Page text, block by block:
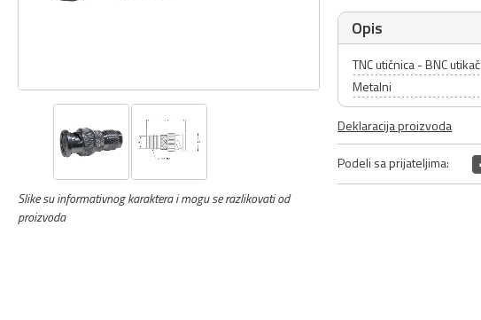
Slike su informativnog karaktera i mogu se razlikovati od
proizvoda
Opis
TNC utičnica - BNC utikač
Metalni
Deklaracija proizvoda
Podeli sa prijateljima: